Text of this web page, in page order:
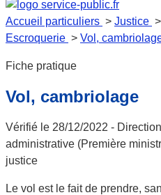
Accueil particuliers > Justice >
Escroquerie > Vol,
Fiche pratique
Vol, cambriolage
Vérifié le 28/12/2022 -
administrative (Première
justice
Le vol est le fait de prendre,